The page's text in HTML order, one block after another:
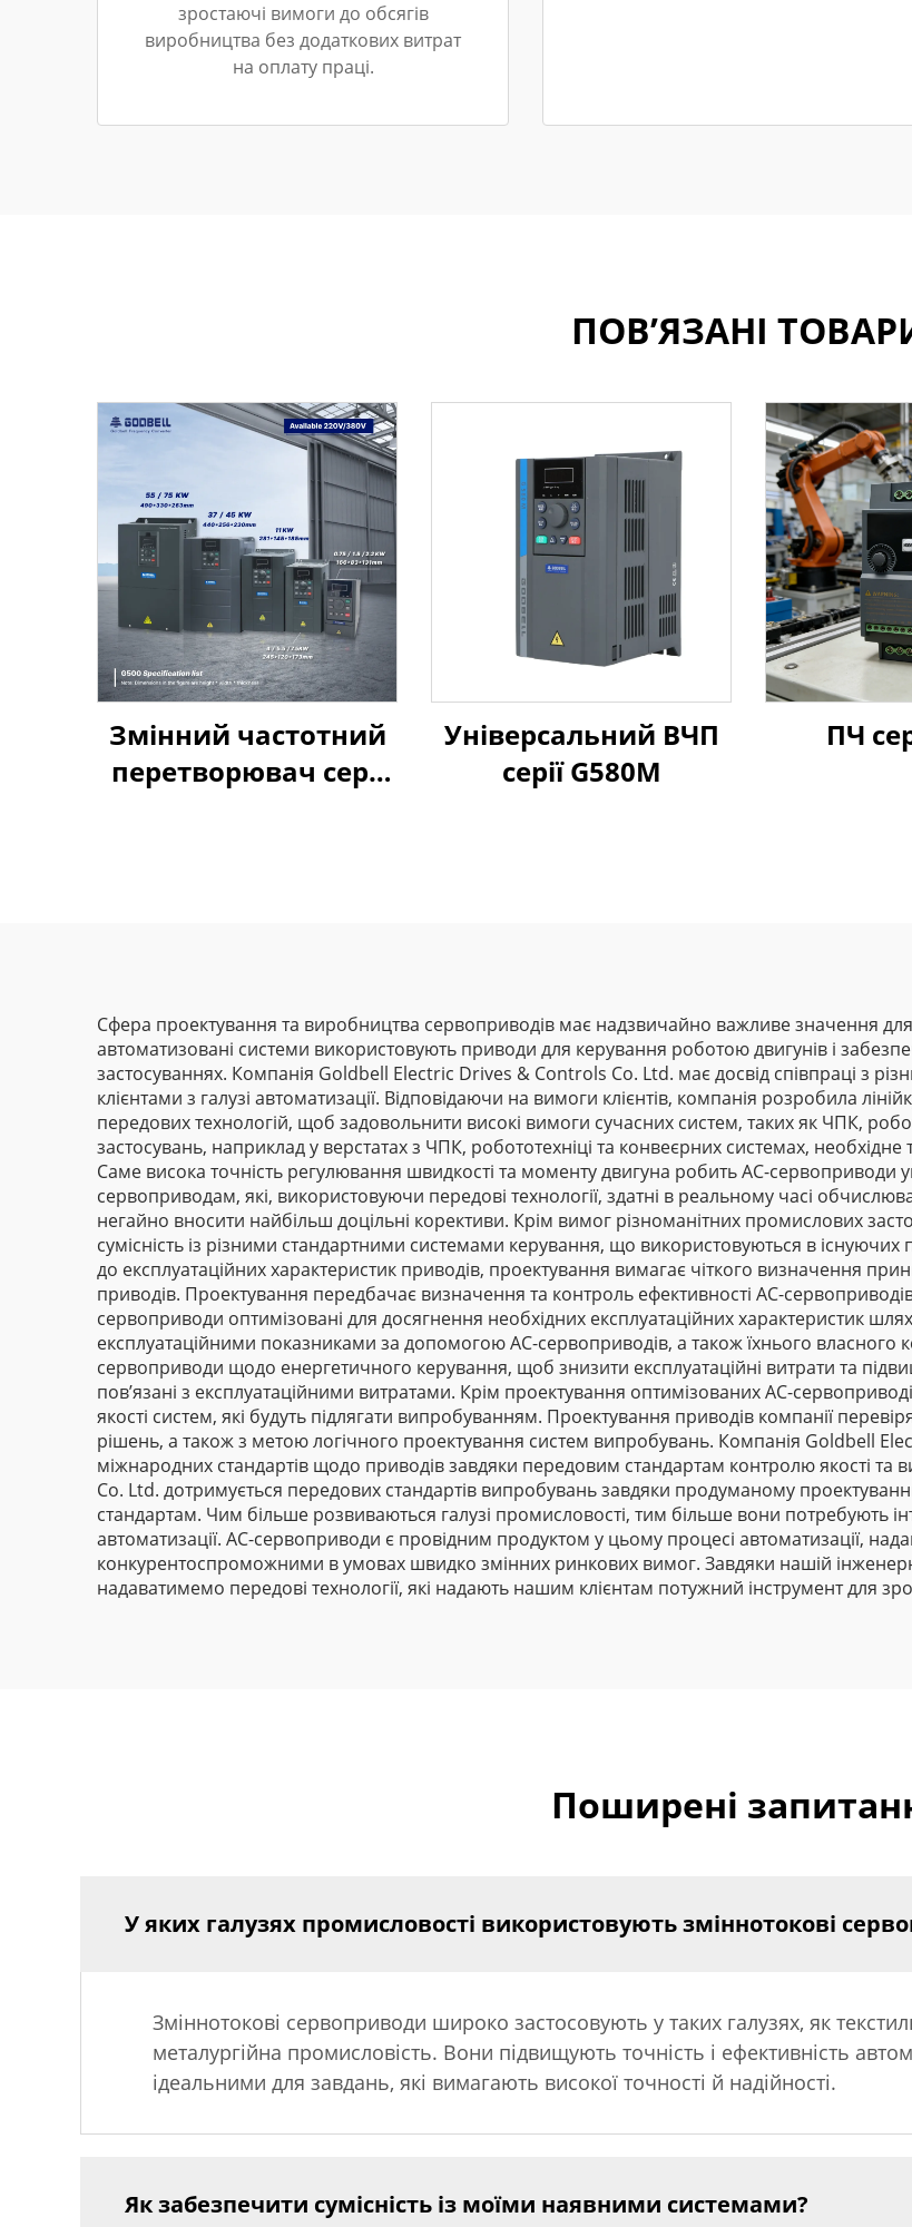
зростаючі вимоги до обсягів
виробництва без додаткових витрат
на оплату праці.
ПОВ’ЯЗАНІ
Змінний частотний
перетворювач серії
Універсальний ВЧП
серії G580M
ПЧ
Сфера проектування та виробництва сервоприводів має надзвичайно важливе значення
автоматизовані системи використовують приводи для керування роботою двигунів і
застосуваннях. Компанія Goldbell Electric Drives & Controls Co. Ltd. має досвід співпраці з
клієнтами з галузі автоматизації. Відповідаючи на вимоги клієнтів, компанія розробила
передових технологій, щоб задовольнити високі вимоги сучасних систем, таких як ЧПК,
застосувань, наприклад у верстатах з ЧПК, робототехніці та конвеєрних системах,
Саме висока точність регулювання швидкості та моменту двигуна робить AC-сервоприводи
сервоприводам, які, використовуючи передові технології, здатні в реальному часі
негайно вносити найбільш доцільні корективи. Крім вимог різноманітних промислових
сумісність із різними стандартними системами керування, що використовуються в
до експлуатаційних характеристик приводів, проектування вимагає чіткого визначення
приводів. Проектування передбачає визначення та контроль ефективності AC-
сервоприводи оптимізовані для досягнення необхідних експлуатаційних характеристик
експлуатаційними показниками за допомогою AC-сервоприводів, а також їхнього
сервоприводи щодо енергетичного керування, щоб знизити експлуатаційні витрати та
пов’язані з експлуатаційними витратами. Крім проектування оптимізованих AC-
якості систем, які будуть підлягати випробуванням. Проектування приводів компанії
рішень, а також з метою логічного проектування систем випробувань. Компанія Goldbell
міжнародних стандартів щодо приводів завдяки передовим стандартам контролю якості
Co. Ltd. дотримується передових стандартів випробувань завдяки продуманому
стандартам. Чим більше розвиваються галузі промисловості, тим більше вони потребують
автоматизації. AC-сервоприводи є провідним продуктом у цьому процесі автоматизації,
конкурентоспроможними в умовах швидко змінних ринкових вимог. Завдяки нашій
надаватимемо передові технології, які надають нашим клієнтам потужний інструмент для
Поширені
У яких галузях промисловості використовують зміннотокові
Зміннотокові сервоприводи широко застосовують у таких галузях, як
металургійна промисловість. Вони підвищують точність і ефективність
ідеальними для завдань, які вимагають високої точності й надійності.
Як забезпечити сумісність із моїми наявними системами?